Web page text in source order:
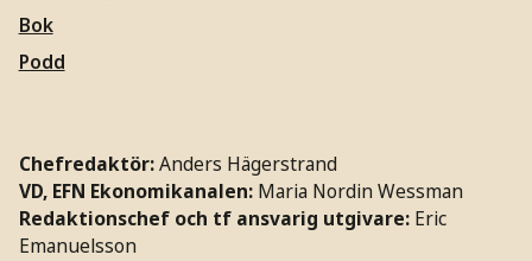
Bok
Podd
Chefredaktör:Anders Hägerstrand
VD, EFN Ekonomikanalen: Maria Nordin Wessman
Redaktionschef och tf ansvarig utgivare: Eric
Emanuelsson